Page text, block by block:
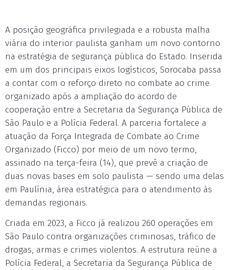
A posição geográfica privilegiada e a robusta malha
viária do interior paulista ganham um novo contorno
na estratégia de segurança pública do Estado. Inserida
em um dos principais eixos logísticos, Sorocaba passa
a contar com o reforço direto no combate ao crime
organizado após a ampliação do acordo de
cooperação entre a Secretaria da Segurança Pública de
São Paulo e a Polícia Federal. A parceria fortalece a
atuação da Força Integrada de Combate ao Crime
Organizado (Ficco) por meio de um novo termo,
assinado na terça-feira (14), que prevê a criação de
duas novas bases em solo paulista — sendo uma delas
em Paulínia, área estratégica para o atendimento às
demandas regionais.
Criada em 2023, a Ficco já realizou 260 operações em
São Paulo contra organizações criminosas, tráfico de
drogas, armas e crimes violentos. A estrutura reúne a
Polícia Federal, a Secretaria da Segurança Pública de